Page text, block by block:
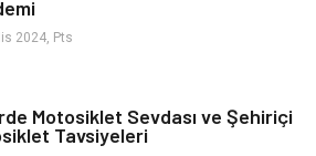
2024, Pts
Motosiklet Sevdası ve Şehiriçi
Tavsiyeleri